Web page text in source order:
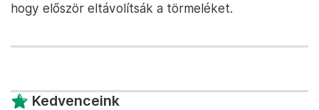
hogy először eltávolítsák a törmeléket.
Kedvenceink